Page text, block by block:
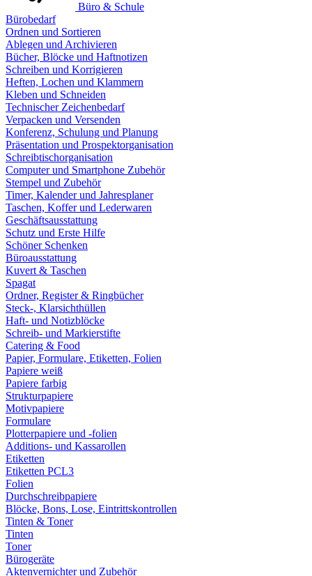
Büro & Schule
Bürobedarf
Ordnen und Sortieren
Ablegen und Archivieren
Bücher, Blöcke und Haftnotizen
Schreiben und Korrigieren
Heften, Lochen und Klammern
Kleben und Schneiden
Technischer Zeichenbedarf
Verpacken und Versenden
Konferenz, Schulung und Planung
Präsentation und Prospektorganisation
Schreibtischorganisation
Computer und Smartphone Zubehör
Stempel und Zubehör
Timer, Kalender und Jahresplaner
Taschen, Koffer und Lederwaren
Geschäftsausstattung
Schutz und Erste Hilfe
Schöner Schenken
Büroausstattung
Kuvert & Taschen
Spagat
Ordner, Register & Ringbücher
Steck-, Klarsichthüllen
Haft- und Notizblöcke
Schreib- und Markierstifte
Catering & Food
Papier, Formulare, Etiketten, Folien
Papiere weiß
Papiere farbig
Strukturpapiere
Motivpapiere
Formulare
Plotterpapiere und -folien
Additions- und Kassarollen
Etiketten
Etiketten PCL3
Folien
Durchschreibpapiere
Blöcke, Bons, Lose, Eintrittskontrollen
Tinten & Toner
Tinten
Toner
Bürogeräte
Aktenvernichter und Zubehör